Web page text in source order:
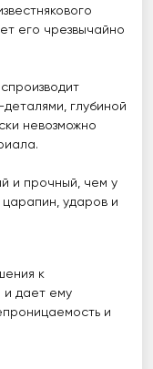
его чрезвычайно
глубиной
невозможно
и прочный, чем у
ударов и
к
и дает ему
и